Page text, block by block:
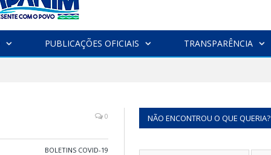
PUBLICAÇÕES OFICIAIS TRANSPARÊNCIA
0
BOLETINS COVID-19
NÃO ENCONTROU O QUE QUERIA?